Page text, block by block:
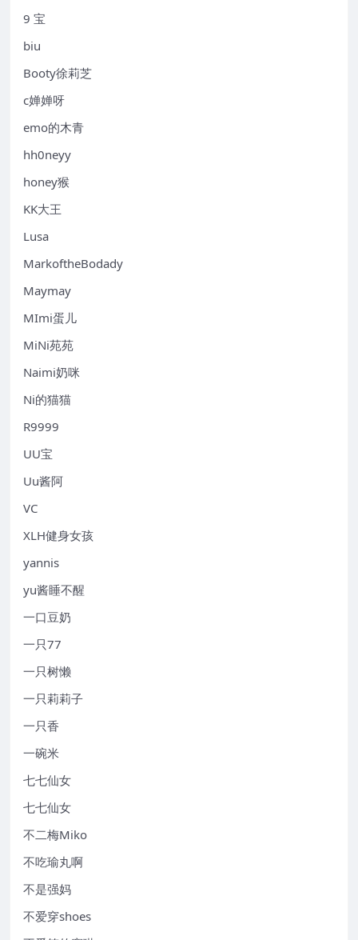
9 宝
biu
Booty徐莉芝
c婵婵呀
emo的木青
hh0neyy
honey猴
KK大王
Lusa
MarkoftheBodady
Maymay
MImi蛋儿
MiNi苑苑
Naimi奶咪
Ni的猫猫
R9999
UU宝
Uu酱阿
VC
XLH健身女孩
yannis
yu酱睡不醒
一口豆奶
一只77
一只树懒
一只莉莉子
一只香
一碗米
七七仙女
七七仙女
不二梅Miko
不吃瑜丸啊
不是强妈
不爱穿shoes